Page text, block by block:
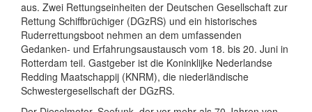
aus. Zwei Rettungseinheiten der Deutschen Gesellschaft zur
Rettung Schiffbrüchiger (DGzRS) und ein historisches
Ruderrettungsboot nehmen an dem umfassenden
Gedanken- und Erfahrungsaustausch vom 18. bis 20. Juni in
Rotterdam teil. Gastgeber ist die Koninklijke Nederlandse
Redding Maatschappij (KNRM), die niederländische
Schwestergesellschaft der DGzRS.